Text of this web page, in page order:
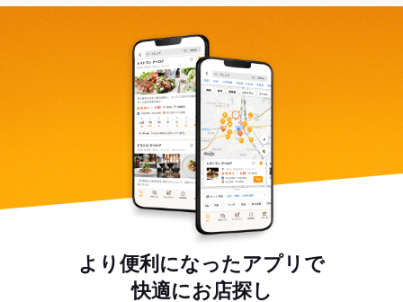
より便利になったアプリで
快適にお店探し